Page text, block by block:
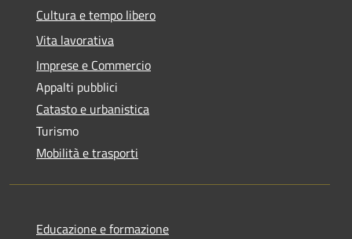
Cultura e tempo libero
Vita lavorativa
Imprese e Commercio
Appalti pubblici
Catasto e urbanistica
Turismo
Mobilità e trasporti
Educazione e formazione